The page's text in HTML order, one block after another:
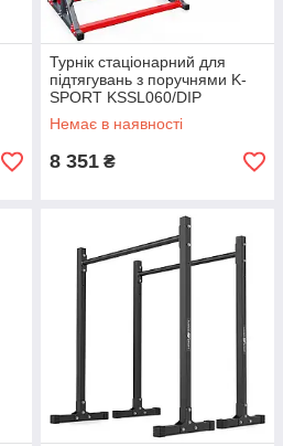
Турнік стаціонарний для
підтягувань з поручнями K-
SPORT KSSL060/DIP
Немає в наявності
8 351 ₴